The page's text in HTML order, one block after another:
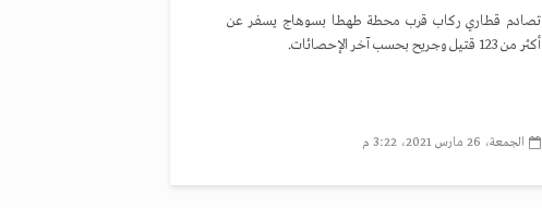
تصادم قطاري ركاب قرب محطة طهطا بسوهاج يسفر عن
أكثر من 123 قتيل وجريح بحسب آخر الإحصائات.
الجمعة، 26 مارس 2021، 3:22 م